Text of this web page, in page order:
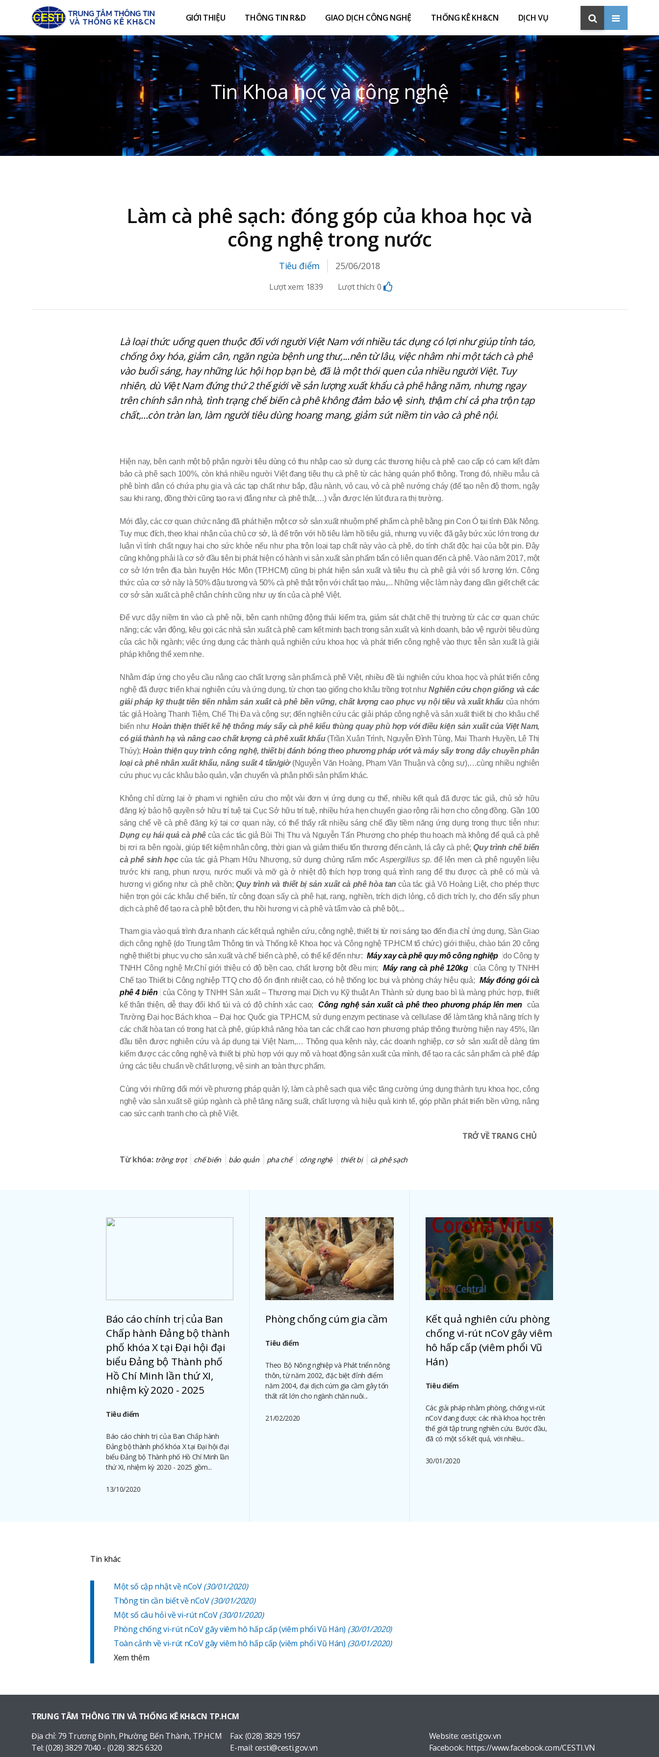
GIỚI THIỆU THÔNG TIN R&D GIAO DỊCH CÔNG NGHỆ THỐNG KÊ KH&CN DỊCH VỤ
Tin Khoa học và công nghệ
Làm cà phê sạch: đóng góp của khoa học và
công nghệ trong nước
Tiêu điểm 25/06/2018
Lượt xem: 1839 Lượt thích: 0
Là loại thức uống quen thuộc đối với người Việt Nam với nhiều tác dụng có lợi như giúp tỉnh táo,
chống ôxy hóa, giảm cân, ngăn ngừa bệnh ung thư,...nên từ lâu, việc nhâm nhi một tách cà phê
vào buổi sáng, hay những lúc hội họp bạn bè, đã là một thói quen của nhiều người Việt. Tuy
nhiên, dù Việt Nam đứng thứ 2 thế giới về sản lượng xuất khẩu cà phê hằng năm, nhưng ngay
trên chính sân nhà, tình trạng chế biến cà phê không đảm bảo vệ sinh, thậm chí cả pha trộn tạp
chất,...còn tràn lan, làm người tiêu dùng hoang mang, giảm sút niềm tin vào cà phê nội.
Hiện nay, bên cạnh một bộ phận người tiêu dùng có thu nhập cao sử dụng các thương hiệu cà phê cao cấp có cam kết đảm
bảo cà phê sạch 100%, còn khá nhiều người Việt đang tiêu thụ cà phê từ các hàng quán phổ thông. Trong đó, nhiều mẫu cà
phê bình dân có chứa phụ gia và các tạp chất như bắp, đậu nành, vỏ cau, vỏ cà phê nướng cháy (để tạo nên độ thơm, ngậy
sau khi rang, đồng thời cũng tạo ra vị đắng như cà phê thật,…) vẫn được lén lút đưa ra thị trường.
Mới đây, các cơ quan chức năng đã phát hiện một cơ sở sản xuất nhuộm phế phẩm cà phê bằng pin Con Ó tại tỉnh Đăk Nông.
Tuy mục đích, theo khai nhận của chủ cơ sở, là để trộn với hồ tiêu làm hồ tiêu giả, nhưng vụ việc đã gây bức xúc lớn trong dư
luận vì tính chất nguy hại cho sức khỏe nếu như pha trộn loại tạp chất này vào cà phê, do tính chất độc hại của bột pin. Đây
cũng không phải là cơ sở đầu tiên bị phát hiện có hành vi sản xuất sản phẩm bẩn có liên quan đến cà phê. Vào năm 2017, một
cơ sở lớn trên địa bàn huyện Hóc Môn (TP.HCM) cũng bị phát hiện sản xuất và tiêu thụ cà phê giả với số lượng lớn. Công
thức của cơ sở này là 50% đậu tương và 50% cà phê thật trộn với chất tạo màu,... Những việc làm này đang dần giết chết các
cơ sở sản xuất cà phê chân chính cũng như uy tín của cà phê Việt.
Để vực dậy niềm tin vào cà phê nội, bên cạnh những động thái kiểm tra, giám sát chặt chẽ thị trường từ các cơ quan chức
năng; các vận động, kêu gọi các nhà sản xuất cà phê cam kết minh bạch trong sản xuất và kinh doanh, bảo vệ người tiêu dùng
của các hội ngành; việc ứng dụng các thành quả nghiên cứu khoa học và phát triển công nghệ vào thực tiễn sản xuất là giải
pháp không thể xem nhẹ.
Nhằm đáp ứng cho yêu cầu nâng cao chất lượng sản phẩm cà phê Việt, nhiều đề tài nghiên cứu khoa học và phát triển công
nghệ đã được triển khai nghiên cứu và ứng dụng, từ chọn tạo giống cho khâu trồng trọt nhưNghiên cứu chọn giống và các
giải pháp kỹ thuật tiên tiến nhằm sản xuất cà phê bền vững, chất lượng cao phục vụ nội tiêu và xuất khẩu của nhóm
tác giả Hoàng Thanh Tiệm, Chế Thị Đa và cộng sự; đến nghiên cứu các giải pháp công nghệ và sản xuất thiết bị cho khâu chế
biến nhưHoàn thiện thiết kế hệ thống máy sấy cà phê kiểu thùng quay phù hợp với điều kiện sản xuất của Việt Nam,
có giá thành hạ và nâng cao chất lượng cà phê xuất khẩu(Trần Xuân Trình, Nguyễn Đình Tùng, Mai Thanh Huyền, Lê Thị
Thúy);Hoàn thiện quy trình công nghệ, thiết bị đánh bóng theo phương pháp ướt và máy sấy trong dây chuyền phân
loại cà phê nhân xuất khẩu, năng suất 4 tấn/giờ(Nguyễn Văn Hoàng, Phạm Văn Thuận và cộng sự),…cùng nhiều nghiên
cứu phục vụ các khâu bảo quản, vận chuyển và phân phối sản phẩm khác.
Không chỉ dừng lại ở phạm vi nghiên cứu cho một vài đơn vị ứng dụng cụ thể, nhiều kết quả đã được tác giả, chủ sở hữu
đăng ký bảo hộ quyền sở hữu trí tuệ tại Cục Sở hữu trí tuệ, nhiều hứa hẹn chuyển giao rộng rãi hơn cho cộng đồng. Gần 100
sáng chế về cà phê đăng ký tại cơ quan này, có thể thấy rất nhiều sáng chế đầy tiềm năng ứng dụng trong thực tiễn như:
Dụng cụ hái quả cà phêcủa các tác giả Bùi Thị Thu và Nguyễn Tấn Phương cho phép thu hoạch mà không để quả cà phê
bị rơi ra bên ngoài, giúp tiết kiệm nhân công, thời gian và giảm thiểu tổn thương đến cành, lá cây cà phê;Quy trình chế biến
cà phê sinh họccủa tác giả Phạm Hữu Nhượng, sử dụng chủng nấm mốcAspergillius sp. để lên men cà phê nguyên liệu
trước khi rang, phun rượu, nước muối và mỡ gà ở nhiệt độ thích hợp trong quá trình rang để thu được cà phê có mùi và
hương vị giống như cà phê chồn;Quy trình và thiết bị sản xuất cà phê hòa tan của tác giả Võ Hoàng Liệt, cho phép thực
hiện trọn gói các khâu chế biến, từ công đoạn sấy cà phê hạt, rang, nghiền, trích dịch lỏng, cô dịch trích ly, cho đến sấy phun
dịch cà phê để tạo ra cà phê bột đen, thu hồi hương vị cà phê và tẩm vào cà phê bột,...
Tham gia vào quá trình đưa nhanh các kết quả nghiên cứu, công nghệ, thiết bị từ nơi sáng tạo đến địa chỉ ứng dụng, Sàn Giao
dịch công nghệ (do Trung tâm Thông tin và Thống kê Khoa học và Công nghệ TP.HCM tổ chức) giới thiệu, chào bán 20 công
nghệ thiết bị phục vụ cho sản xuất và chế biến cà phê, có thể kể đến như: Máy xay cà phê quy mô công nghiệp
do Công ty
TNHH Công nghệ Mr.Chí giới thiệu có độ bền cao, chất lượng bột đều mịn;
Máy rang cà phê 120kg
của Công ty TNHH
Chế tạo Thiết bị Công nghiệp TTQ cho độ ổn định nhiệt cao, có hệ thống lọc bụi và phòng cháy hiệu quả; Máy đóng gói cà
phê 4 biên
của Công ty TNHH Sản xuất – Thương mại Dịch vụ Kỹ thuật An Thành sử dụng bao bì là màng phức hợp, thiết
kế thân thiện, dễ thay đổi khổ túi và có độ chính xác cao;
Công nghệ sản xuất cà phê theo phương pháp lên men
của
Trường Đại học Bách khoa – Đại học Quốc gia TP.HCM, sử dụng enzym pectinase và cellulase để làm tăng khả năng trích ly
các chất hòa tan có trong hạt cà phê, giúp khả năng hòa tan các chất cao hơn phương pháp thông thường hiện nay 45%, lần
đầu tiên được nghiên cứu và áp dụng tại Việt Nam,… Thông qua kênh này, các doanh nghiệp, cơ sở sản xuất dễ dàng tìm
kiếm được các công nghệ và thiết bị phù hợp với quy mô và hoạt động sản xuất của mình, để tạo ra các sản phẩm cà phê đáp
ứng các tiêu chuẩn về chất lượng, vệ sinh an toàn thực phẩm.
Cùng với những đổi mới về phương pháp quản lý, làm cà phê sạch qua việc tăng cường ứng dụng thành tựu khoa học, công
nghệ vào sản xuất sẽ giúp ngành cà phê tăng năng suất, chất lượng và hiệu quả kinh tế, góp phần phát triển bền vững, nâng
cao sức cạnh tranh cho cà phê Việt.
TRỞ VỀ TRANG CHỦ
Từ khóa: trồng trọt chế biến bảo quản pha chế công nghệ thiết bị cà phê sạch
Báo cáo chính trị của Ban
Chấp hành Đảng bộ thành
phố khóa X tại Đại hội đại
biểu Đảng bộ Thành phố
Hồ Chí Minh lần thứ XI,
nhiệm kỳ 2020 - 2025
Tiêu điểm
Báo cáo chính trị của Ban Chấp hành
Đảng bộ thành phố khóa X tại Đại hội đại
biểu Đảng bộ Thành phố Hồ Chí Minh lần
thứ XI, nhiệm kỳ 2020 - 2025 gồm...
13/10/2020
Phòng chống cúm gia cầm
Tiêu điểm
Theo Bộ Nông nghiệp và Phát triển nông
thôn, từ năm 2002, đặc biệt đỉnh điểm
năm 2004, đại dịch cúm gia cầm gây tổn
thất rất lớn cho ngành chăn nuôi...
21/02/2020
Kết quả nghiên cứu phòng
chống vi-rút nCoV gây viêm
hô hấp cấp (viêm phổi Vũ
Hán)
Tiêu điểm
Các giải pháp nhằm phòng, chống vi-rút
nCoV đang được các nhà khoa học trên
thế giới tập trung nghiên cứu. Bước đầu,
đã có một số kết quả, với nhiều...
30/01/2020
Tin khác
Một số cập nhật về nCoV(30/01/2020)
Thông tin cần biết về nCoV(30/01/2020)
Một số câu hỏi về vi-rút nCoV(30/01/2020)
Phòng chống vi-rút nCoV gây viêm hô hấp cấp (viêm phổi Vũ Hán) (30/01/2020)
Toàn cảnh về vi-rút nCoV gây viêm hô hấp cấp (viêm phổi Vũ Hán) (30/01/2020)
Xem thêm
TRUNG TÂM THÔNG TIN VÀ THỐNG KÊ KH&CN TP.HCM
Địa chỉ: 79 Trương Định, Phường Bến Thành, TP.HCM
Tel:(028) 3829 7040 - (028) 3825 6320
Fax: (028) 3829 1957
E-mail: cesti@cesti.gov.vn
Website: cesti.gov.vn
Facebook: https://www.facebook.com/CESTI.VN